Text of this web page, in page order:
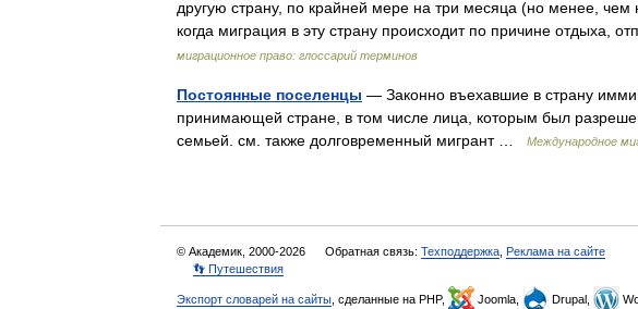
другую страну, по крайней мере на три месяца (но менее, чем
когда миграция в эту страну происходит по причине отдыха,
миграционное право: глоссарий терминов
Постоянные поселенцы — Законно въехавшие в страну
принимающей стране, в том числе лица, которым был
семьей. см. также долговременный мигрант …
Международное
© Академик, 2000-2026 Обратная связь: Техподдержка Реклама на сайте
👣 Путешествия
Экспорт словарей на сайты , сделанные на PHP, Joomla, Drupal,